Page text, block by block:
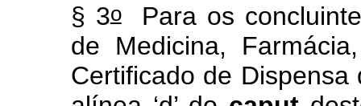
§ 3oPara os
de Medicina,
Certificado de